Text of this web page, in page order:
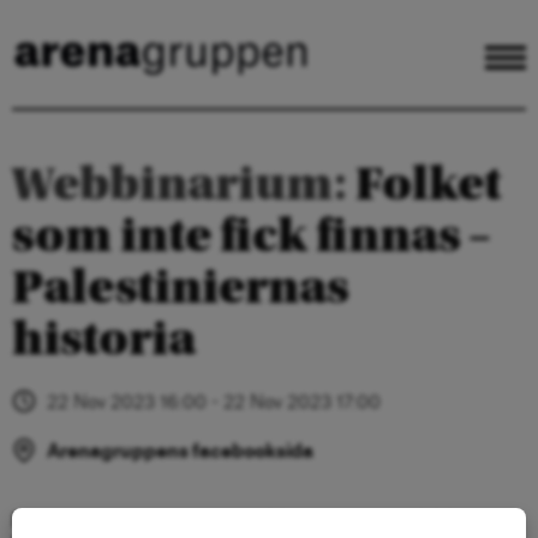
Webbinarium: Folket
som inte fick finnas –
Palestiniernas
historia
22 Nov 2023 16:00 - 22 Nov 2023 17:00
Arenagruppens facebooksida
Digitalt seminarium onsdag 22 november kl 16.00